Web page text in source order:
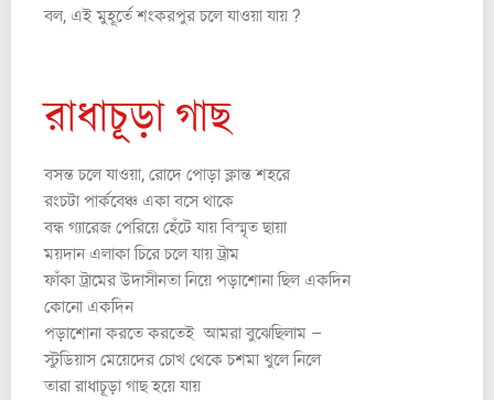
বল, এই মুহূর্তে শংকরপুর চলে যাওয়া যায় ?
রাধাচূড়া গাছ
বসন্ত চলে যাওয়া, রোদে পোড়া ক্লান্ত শহরে
রংচটা পার্কবেঞ্চ একা বসে থাকে
বন্ধ গ্যারেজ পেরিয়ে হেঁটে যায় বিস্মৃত ছায়া
ময়দান এলাকা চিরে চলে যায় ট্রাম
ফাঁকা ট্রামের উদাসীনতা নিয়ে পড়াশোনা ছিল একদিন
কোনো একদিন
পড়াশোনা করতে করতেই আমরা বুঝেছিলাম –
স্টুডিয়াস মেয়েদের চোখ থেকে চশমা খুলে নিলে
তারা রাধাচূড়া গাছ হয়ে যায়